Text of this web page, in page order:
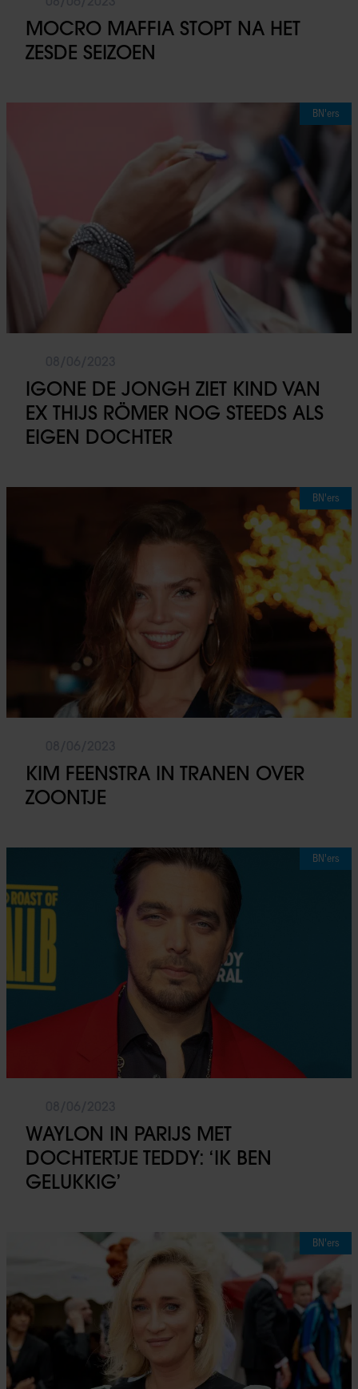
MOCRO MAFFIA STOPT NA HET
ZESDE SEIZOEN
BN'ers
IGONE DE JONGH ZIET KIND VAN
EX THIJS RÖMER NOG STEEDS ALS
EIGEN DOCHTER
BN'ers
KIM FEENSTRA IN TRANEN OVER
ZOONTJE
BN'ers
WAYLON IN PARIJS MET
DOCHTERTJE TEDDY: ‘IK BEN
GELUKKIG’
BN'ers